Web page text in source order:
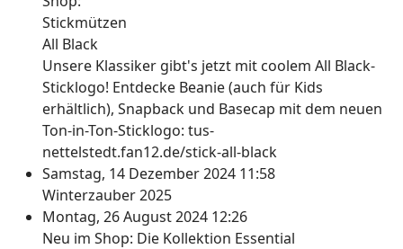
Unsere Klassiker gibt's jetzt mit coolem All Black-
Sticklogo! Entdecke Beanie (auch für Kids
erhältlich), Snapback und Basecap mit dem neuen
Ton-in-Ton-Sticklogo: tus-
nettelstedt.fan12.de/stick-all-black
Samstag, 14 Dezember 2024 11:58
Winterzauber 2025
Montag, 26 August 2024 12:26
Neu im Shop: Die Kollektion Essential